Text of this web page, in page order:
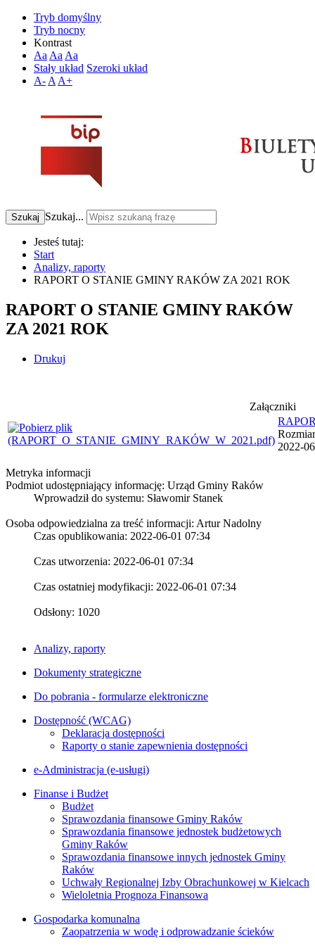
Tryb domyślny
Tryb nocny
Kontrast
Aa Aa Aa
Stały układ Szeroki układ
A- A A+
Szukaj Szukaj...
Jesteś tutaj:
Start
Analizy, raporty
RAPORT O STANIE GMINY RAKÓW ZA 2021 ROK
RAPORT O STANIE GMINY RAKÓW
ZA 2021 ROK
Drukuj
Załączniki
2022-
Metryka informacji
Podmiot udostępniający informację: Urząd Gminy Raków
Wprowadził do systemu: Sławomir Stanek
Osoba odpowiedzialna za treść informacji: Artur Nadolny
Czas opublikowania: 2022-06-01 07:34
Czas utworzenia: 2022-06-01 07:34
Czas ostatniej modyfikacji: 2022-06-01 07:34
Odsłony: 1020
Analizy, raporty
Dokumenty strategiczne
Do pobrania - formularze elektroniczne
Dostępność (WCAG)
Deklaracja dostępności
Raporty o stanie zapewnienia dostępności
e-Administracja (e-usługi)
Finanse i Budżet
Budżet
Sprawozdania finansowe Gminy Raków
Sprawozdania finansowe jednostek budżetowych
Gminy Raków
Sprawozdania finansowe innych jednostek Gminy
Raków
Uchwały Regionalnej Izby Obrachunkowej w Kielcach
Wieloletnia Prognoza Finansowa
Gospodarka komunalna
Zaopatrzenia w wodę i odprowadzanie ścieków